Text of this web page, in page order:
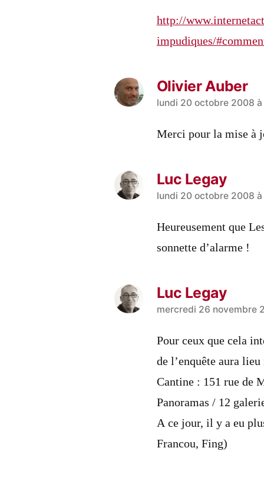
http://
impudiques/
Olivier Auber
a
dit :
lundi 20 octobre 2008 à
Merci pour la mise à
Luc Legay
a
dit :
lundi 20 octobre 2008 à
Heureusement que
sonnette d’alarme !
Luc Legay
a
dit :
mercredi 26 novembre
Pour ceux que cela
de l’enquête aura
Cantine : 151 rue de
Panoramas / 12
A ce jour, il y a eu
Francou, Fing)